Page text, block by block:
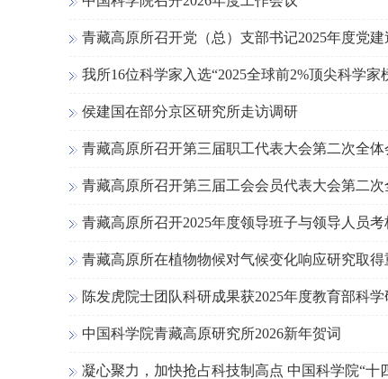
青藏高原所召开党（总）支部书记2025年度党
我所16位科学家入选“2025全球前2%顶尖科学家
侯建国在部分京区研究所走访调研
青藏高原所召开第三届职工代表大会第二次全体
青藏高原所召开第三届工会会员代表大会第二次
青藏高原所召开2025年度领导班子与领导人员考
青藏高原所在植物物候对气候变化响应研究取得
陈发虎院士团队科研成果获2025年度教育部科
中国科学院青藏高原研究所2026新年贺词
凝心聚力，加快抢占科技制高点 中国科学院“十